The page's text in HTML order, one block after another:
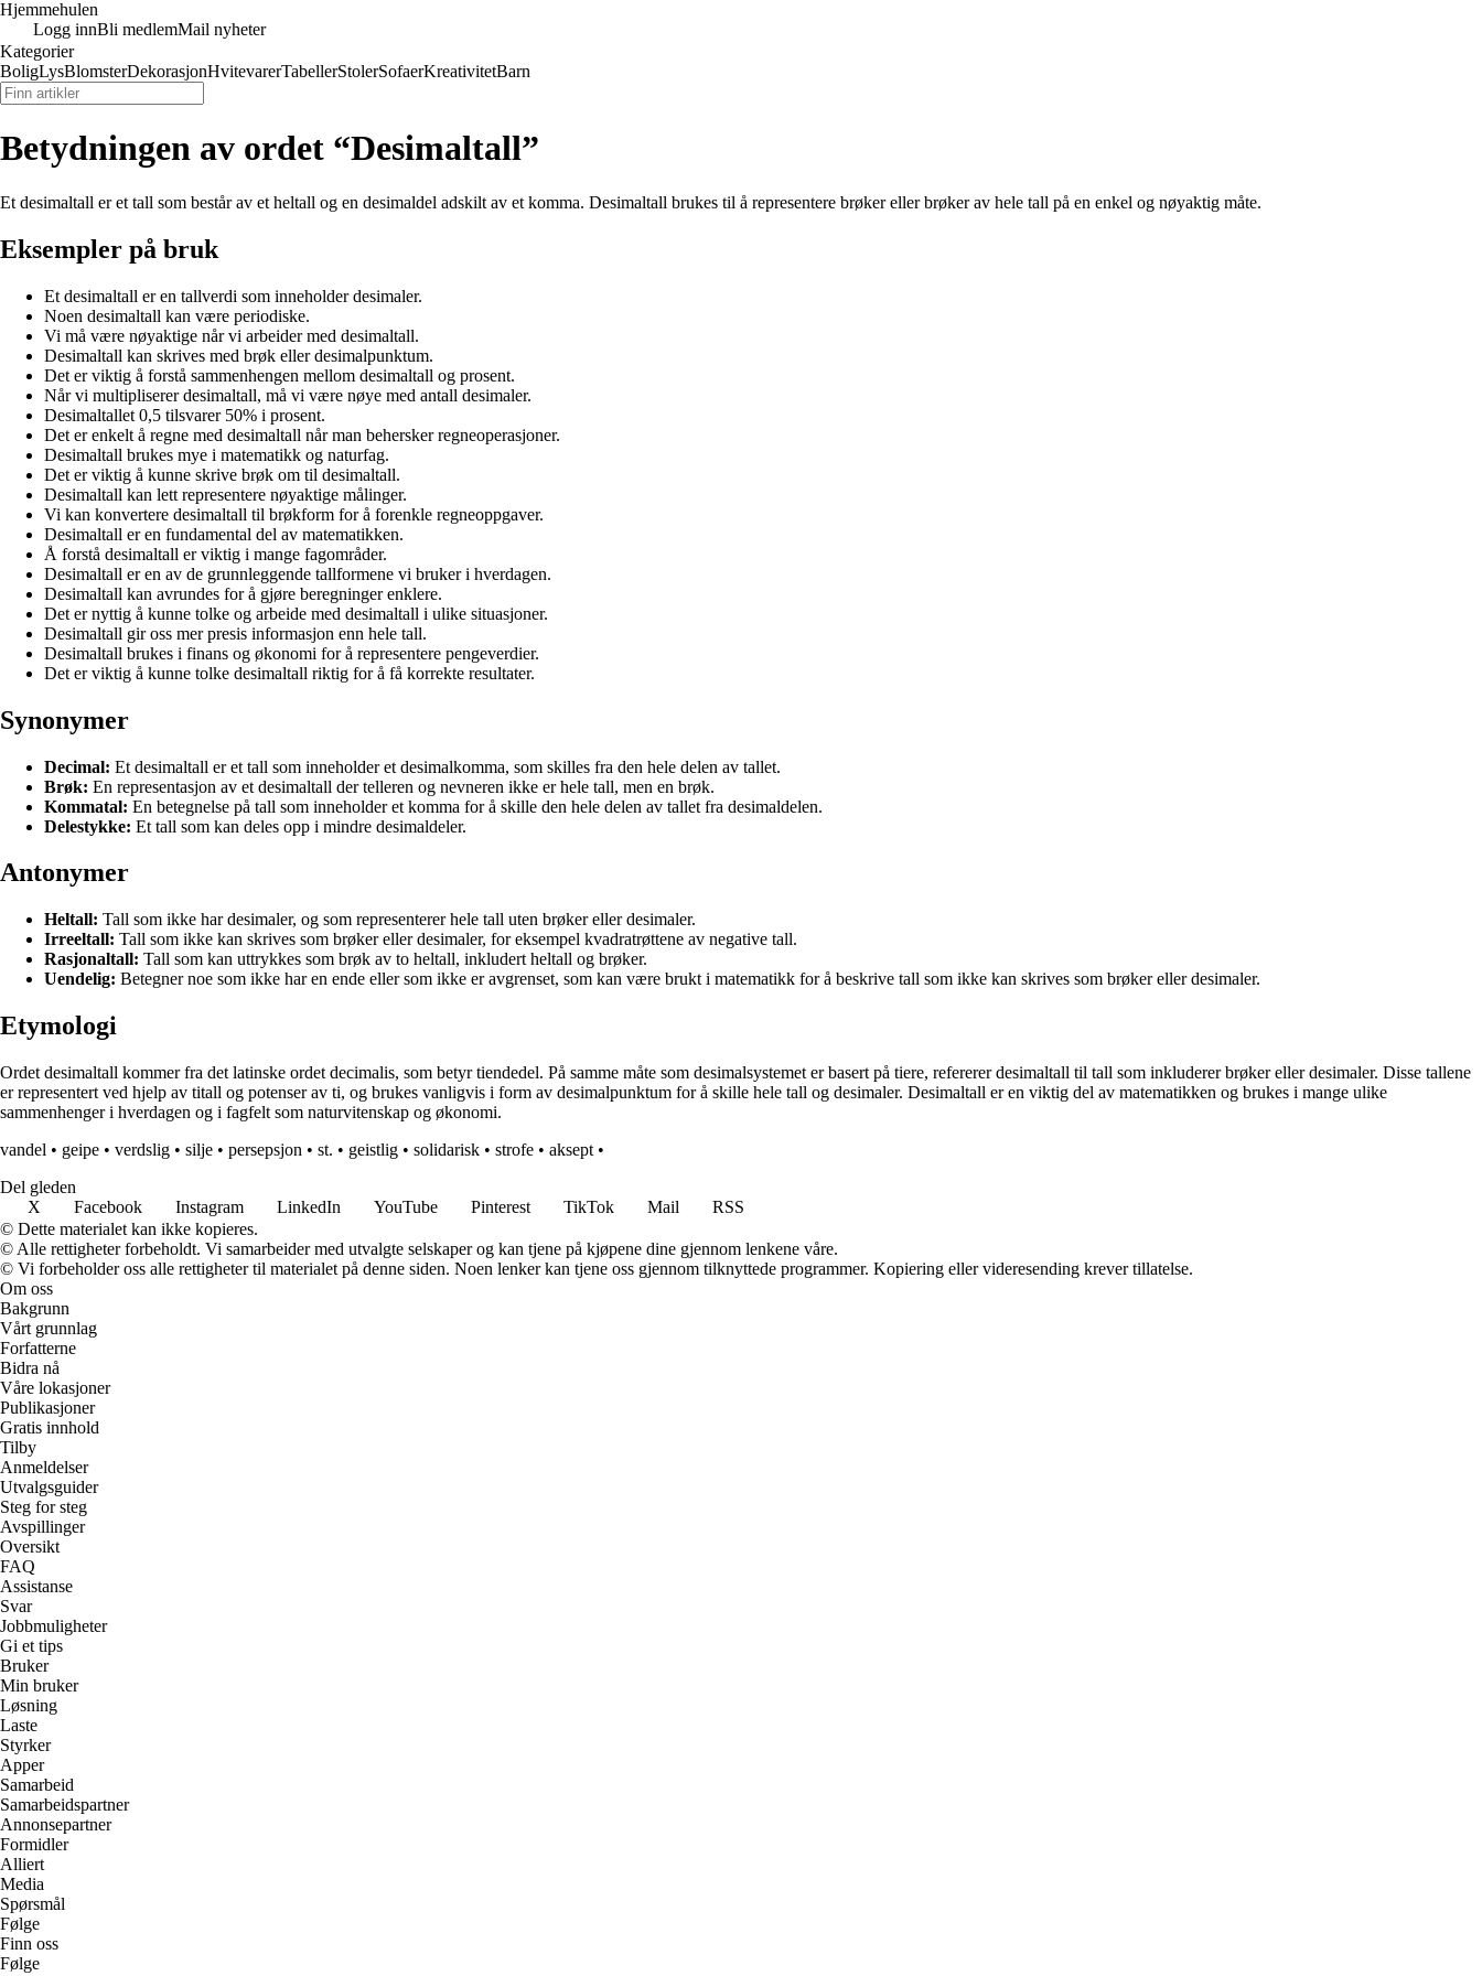
Hjemmehulen
Logg innBli medlemMail nyheter
Kategorier
BoligLysBlomsterDekorasjonHvitevarerTabellerStolerSofaerKreativitetBarn
Betydningen av ordet “Desimaltall”
Et desimaltall er et tall som består av et heltall og en desimaldel adskilt av et komma. Desimaltall brukes til å representere brøker eller brøker av hele tall på en enkel og nøyaktig måte.
Eksempler på bruk
Et desimaltall er en tallverdi som inneholder desimaler.
Noen desimaltall kan være periodiske.
Vi må være nøyaktige når vi arbeider med desimaltall.
Desimaltall kan skrives med brøk eller desimalpunktum.
Det er viktig å forstå sammenhengen mellom desimaltall og prosent.
Når vi multipliserer desimaltall, må vi være nøye med antall desimaler.
Desimaltallet 0,5 tilsvarer 50% i prosent.
Det er enkelt å regne med desimaltall når man behersker regneoperasjoner.
Desimaltall brukes mye i matematikk og naturfag.
Det er viktig å kunne skrive brøk om til desimaltall.
Desimaltall kan lett representere nøyaktige målinger.
Vi kan konvertere desimaltall til brøkform for å forenkle regneoppgaver.
Desimaltall er en fundamental del av matematikken.
Å forstå desimaltall er viktig i mange fagområder.
Desimaltall er en av de grunnleggende tallformene vi bruker i hverdagen.
Desimaltall kan avrundes for å gjøre beregninger enklere.
Det er nyttig å kunne tolke og arbeide med desimaltall i ulike situasjoner.
Desimaltall gir oss mer presis informasjon enn hele tall.
Desimaltall brukes i finans og økonomi for å representere pengeverdier.
Det er viktig å kunne tolke desimaltall riktig for å få korrekte resultater.
Synonymer
Decimal: Et desimaltall er et tall som inneholder et desimalkomma, som skilles fra den hele delen av tallet.
Brøk: En representasjon av et desimaltall der telleren og nevneren ikke er hele tall, men en brøk.
Kommatal: En betegnelse på tall som inneholder et komma for å skille den hele delen av tallet fra desimaldelen.
Delestykke: Et tall som kan deles opp i mindre desimaldeler.
Antonymer
Heltall: Tall som ikke har desimaler, og som representerer hele tall uten brøker eller desimaler.
Irreeltall: Tall som ikke kan skrives som brøker eller desimaler, for eksempel kvadratrøttene av negative tall.
Rasjonaltall: Tall som kan uttrykkes som brøk av to heltall, inkludert heltall og brøker.
Uendelig: Betegner noe som ikke har en ende eller som ikke er avgrenset, som kan være brukt i matematikk for å beskrive tall som ikke kan skrives som brøker eller desimaler.
Etymologi
Ordet desimaltall kommer fra det latinske ordet decimalis, som betyr tiendedel. På samme måte som desimalsystemet er basert på tiere, refererer desimaltall til tall som inkluderer brøker eller desimaler. Disse tallene
er representert ved hjelp av titall og potenser av ti, og brukes vanligvis i form av desimalpunktum for å skille hele tall og desimaler. Desimaltall er en viktig del av matematikken og brukes i mange ulike
sammenhenger i hverdagen og i fagfelt som naturvitenskap og økonomi.
vandel • geipe • verdslig • silje • persepsjon • st. • geistlig • solidarisk • strofe • aksept •
Del gleden
X
Facebook Instagram LinkedIn YouTube Pinterest TikTok Mail
RSS
© Dette materialet kan ikke kopieres.
© Alle rettigheter forbeholdt. Vi samarbeider med utvalgte selskaper og kan tjene på kjøpene dine gjennom lenkene våre.
© Vi forbeholder oss alle rettigheter til materialet på denne siden. Noen lenker kan tjene oss gjennom tilknyttede programmer. Kopiering eller videresending krever tillatelse.
Om oss
Bakgrunn
Vårt grunnlag
Forfatterne
Bidra nå
Våre lokasjoner
Publikasjoner
Gratis innhold
Tilby
Anmeldelser
Utvalgsguider
Steg for steg
Avspillinger
Oversikt
FAQ
Assistanse
Svar
Jobbmuligheter
Gi et tips
Bruker
Min bruker
Løsning
Laste
Styrker
Apper
Samarbeid
Samarbeidspartner
Annonsepartner
Formidler
Alliert
Media
Spørsmål
Følge
Finn oss
Følge